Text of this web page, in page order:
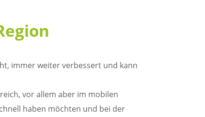
immer weiter verbessert und kann
vor allem aber im mobilen
haben möchten und bei der